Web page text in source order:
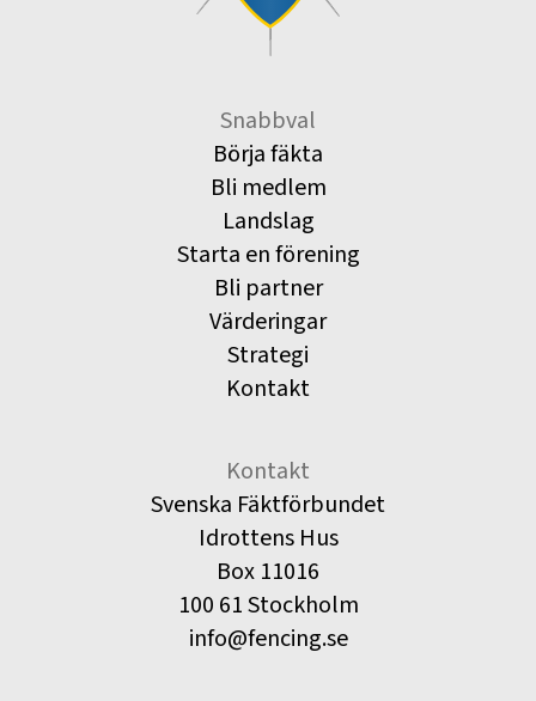
Snabbval
Börja fäkta
Bli medlem
Landslag
Starta en förening
Bli partner
Värderingar
Strategi
Kontakt
Kontakt
Svenska Fäktförbundet
Idrottens Hus
Box 11016
100 61 Stockholm
info@fencing.se